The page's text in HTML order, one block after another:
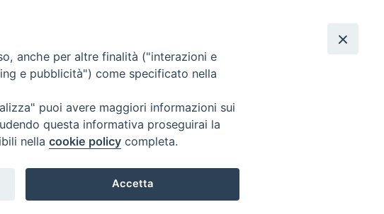
anche per altre finalità ("interazioni e
e pubblicità") come specificato nella
puoi avere maggiori informazioni sui
questa informativa proseguirai la
nella cookie policy completa.
Accetta